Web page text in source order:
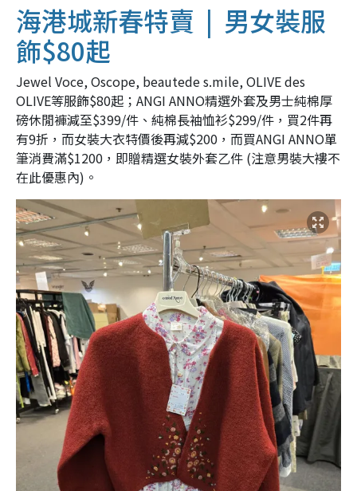
海港城新春特賣 | 男女裝服
飾$80起
Jewel Voce, Oscope, beautede s.mile, OLIVE des
OLIVE等服飾$80起；ANGI ANNO精選外套及男士純棉厚
磅休閒褲減至$399/件、純棉長袖恤衫$299/件，買2件再
有9折，而女裝大衣特價後再減$200，而買ANGI ANNO單
筆消費滿$1200，即贈精選女裝外套乙件 (注意男裝大褸不
在此優惠內)。